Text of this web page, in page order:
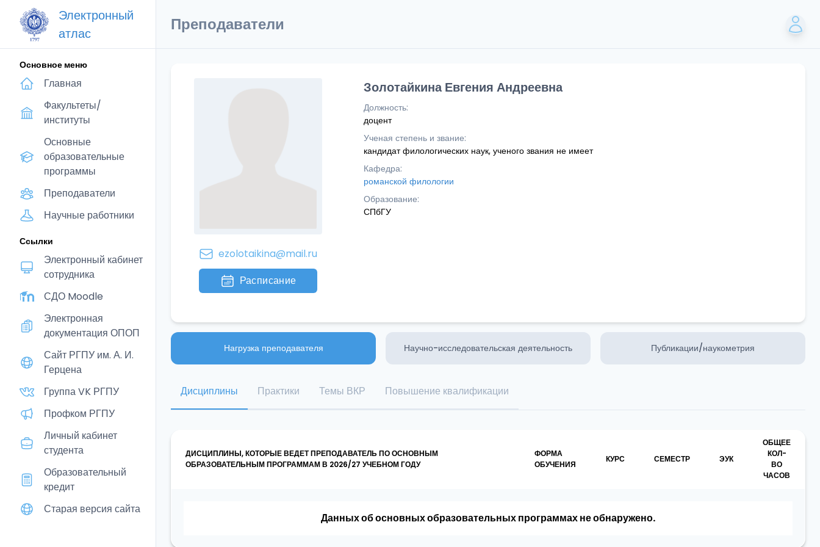
Электронный
атлас
Основное меню
Главная
Факультеты/
институты
Основные
образовательные
программы
Преподаватели
Научные работники
Ссылки
Электронный кабинет
сотрудника
СДО Moodle
Электронная
документация ОПОП
Сайт РГПУ им. А. И.
Герцена
Группа VK РГПУ
Профком РГПУ
Личный кабинет
студента
Образовательный
кредит
Старая версия сайта
Преподаватели
ezolotaikina@mail.ru
Расписание
Золотайкина Евгения Андреевна
Должность:
доцент
Ученая степень и звание:
кандидат филологических наук, ученого звания не имеет
Кафедра:
романской филологии
Образование:
СПбГУ
Нагрузка преподавателя Научно-исследовательская деятельность Публикации/наукометрия
Дисциплины Практики Темы ВКР Повышение квалификации
ДИСЦИПЛИНЫ, КОТОРЫЕ ВЕДЕТ ПРЕПОДАВАТЕЛЬ ПО ОСНОВНЫМ
ОБРАЗОВАТЕЛЬНЫМ ПРОГРАММАМ В 2026/27 УЧЕБНОМ ГОДУ
ФОРМА
ОБУЧЕНИЯ
КУРС СЕМЕСТР ЭУК
ОБЩЕЕ
КОЛ-
ВО
ЧАСОВ
Данных об основных образовательных программах не обнаружено.